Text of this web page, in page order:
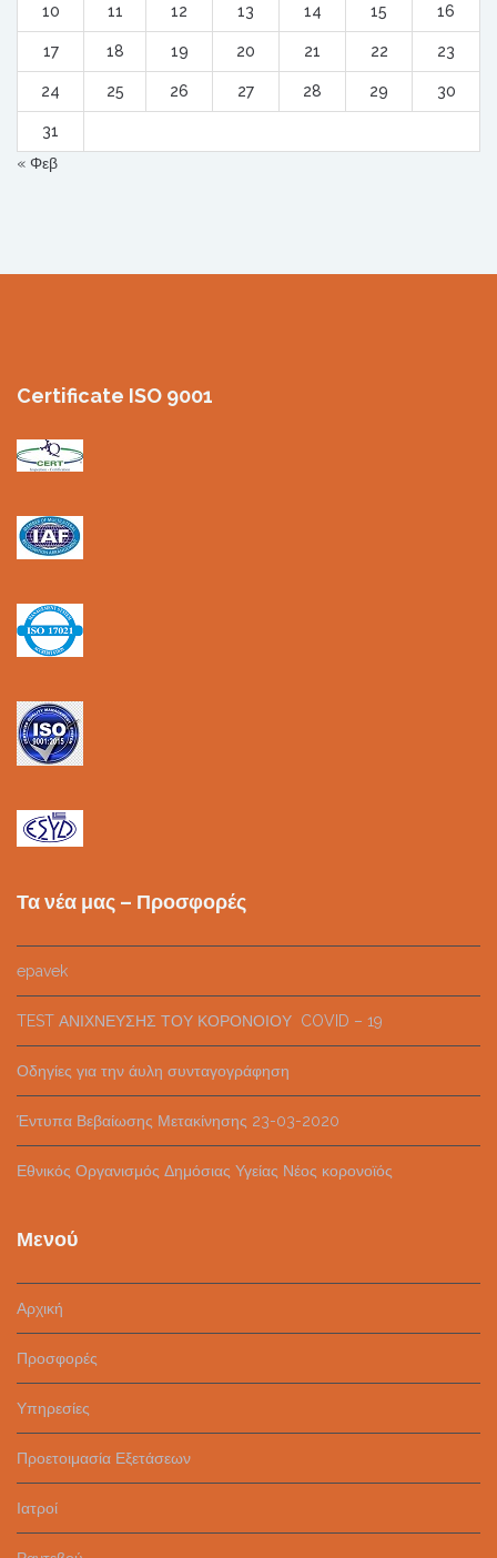
10 11 12 13 14 15 16
17 18 19 20 21 22 23
24 25 26 27 28 29 30
31
« Φεβ
Certificate ISO 9001
Τα νέα μας – Προσφορές
epavek
TEST ΑΝΙΧΝΕΥΣΗΣ ΤΟΥ ΚΟΡΟΝΟΙΟΥ COVID – 19
Οδηγίες για την άυλη συνταγογράφηση
Έντυπα Βεβαίωσης Μετακίνησης 23-03-2020
Εθνικός Οργανισμός Δημόσιας Υγείας Νέος κορονοϊός
Μενού
Αρχική
Προσφορές
Υπηρεσίες
Προετοιμασία Εξετάσεων
Ιατροί